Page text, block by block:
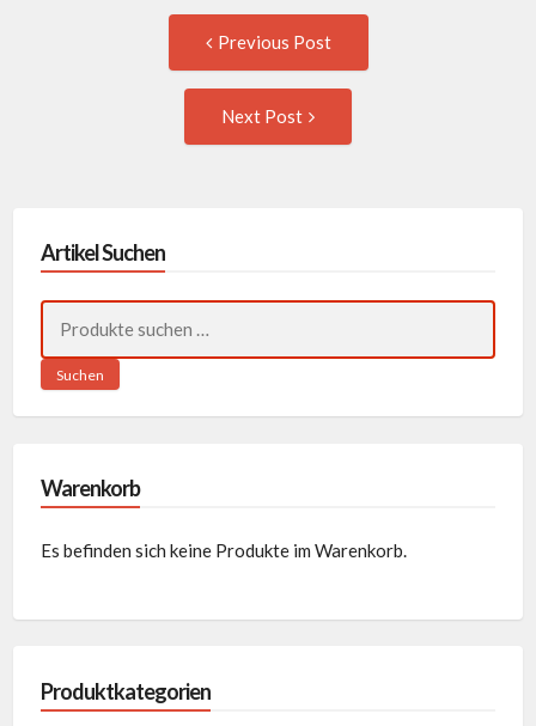
navigation
Previous Post
Next Post
Artikel Suchen
nach:
Suchen
Warenkorb
Es befinden sich keine Produkte im Warenkorb.
Produktkategorien